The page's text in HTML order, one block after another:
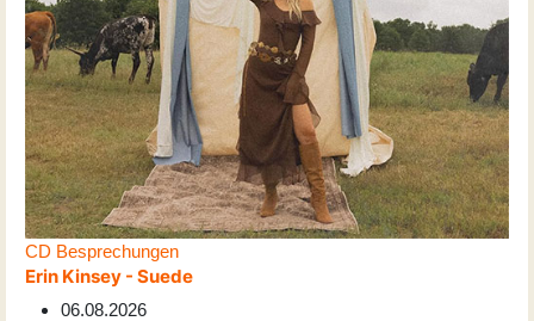
CD Besprechungen
Erin Kinsey - Suede
06.08.2026